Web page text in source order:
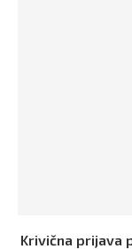
Krivična prijava